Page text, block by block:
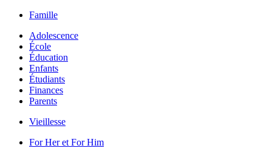
Famille
Adolescence
École
Éducation
Enfants
Étudiants
Finances
Parents
Vieillesse
For Her et For Him